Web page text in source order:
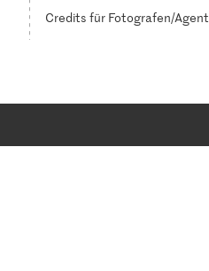
Credits für Fotografen/